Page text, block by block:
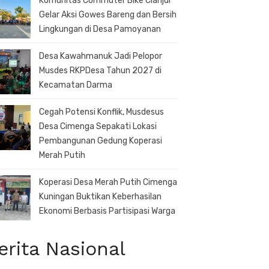
Gelar Aksi Gowes Bareng dan Bersih
Lingkungan di Desa Pamoyanan
Desa Kawahmanuk Jadi Pelopor
Musdes RKPDesa Tahun 2027 di
Kecamatan Darma
Cegah Potensi Konflik, Musdesus
Desa Cimenga Sepakati Lokasi
Pembangunan Gedung Koperasi
Merah Putih
Koperasi Desa Merah Putih Cimenga
Kuningan Buktikan Keberhasilan
Ekonomi Berbasis Partisipasi Warga
Nasional